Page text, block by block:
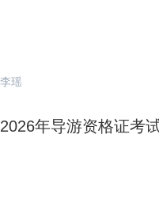
李瑶
2026年导游资格证考